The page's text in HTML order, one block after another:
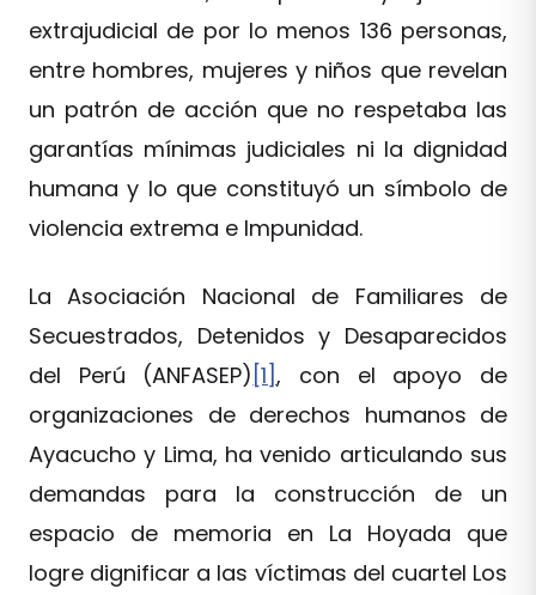
extrajudicial de por lo menos 136 personas,
entre hombres, mujeres y niños que revelan
un patrón de acción que no respetaba las
garantías mínimas judiciales ni la dignidad
humana y lo que constituyó un símbolo de
violencia extrema e Impunidad.
La Asociación Nacional de Familiares de
Secuestrados, Detenidos y Desaparecidos
del Perú (ANFASEP) [1], con el apoyo de
organizaciones de derechos humanos de
Ayacucho y Lima, ha venido articulando sus
demandas para la construcción de un
espacio de memoria en La Hoyada que
logre dignificar a las víctimas del cuartel Los